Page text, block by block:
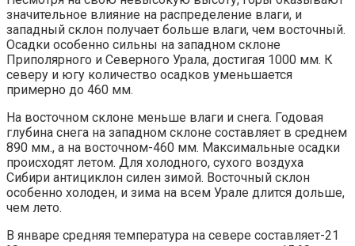
значительное влияние на распределение влаги, и
западный склон получает больше влаги, чем восточный.
Осадки особенно сильны на западном склоне
Приполярного и Северного Урала, достигая 1000 мм. К
северу и югу количество осадков уменьшается
примерно до 460 мм.
На восточном склоне меньше влаги и снега. Годовая
глубина снега на западном склоне составляет в среднем
890 мм., а на восточном-460 мм. Максимальные осадки
происходят летом. Для холодного, сухого воздуха
Сибири антициклон силен зимой. Восточный склон
особенно холоден, и зима на всем Урале длится дольше,
чем лето.
В январе средняя температура на севере составляет-21